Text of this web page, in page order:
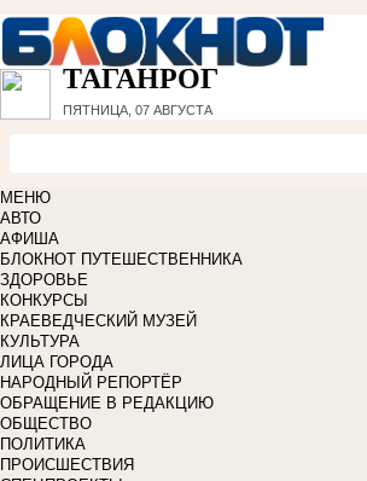
ТАГАНРОГ
ПЯТНИЦА, 07 АВГУСТА
МЕНЮ
АВТО
АФИША
БЛОКНОТ ПУТЕШЕСТВЕННИКА
ЗДОРОВЬЕ
КОНКУРСЫ
КРАЕВЕДЧЕСКИЙ МУЗЕЙ
КУЛЬТУРА
ЛИЦА ГОРОДА
НАРОДНЫЙ РЕПОРТЁР
ОБРАЩЕНИЕ В РЕДАКЦИЮ
ОБЩЕСТВО
ПОЛИТИКА
ПРОИСШЕСТВИЯ